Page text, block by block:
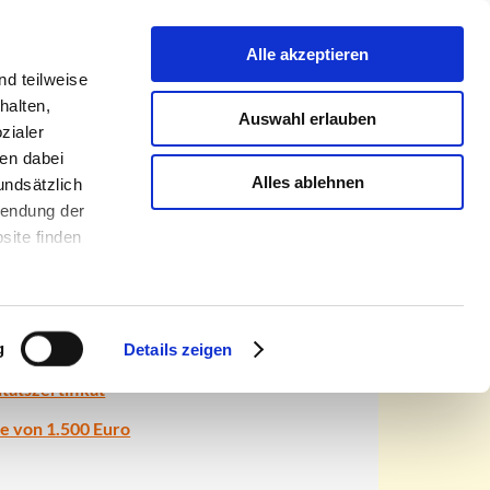
teilweise
dabei
der
finden
Details zeigen
Alle akzeptieren
Auswahl erlauben
Alles ablehnen
Infothek
von 1.500 Euro